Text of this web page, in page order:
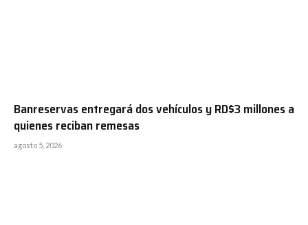
Banreservas entregará dos vehículos y RD$3 millones a
quienes reciban remesas
agosto 5, 2026